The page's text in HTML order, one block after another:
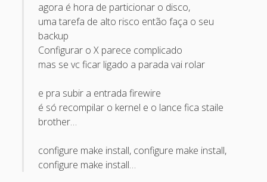
November 2013
October 2013
September 2013
May 2013
April 2013
August 2012
agora é hora de particionar o disco,
uma tarefa de alto risco então faça o seu
backup
Configurar o X parece complicado
mas se vc ficar ligado a parada vai rolar
e pra subir a entrada firewire
é só recompilar o kernel e o lance fica staile
brother…
configure make install, configure make install,
configure make install…